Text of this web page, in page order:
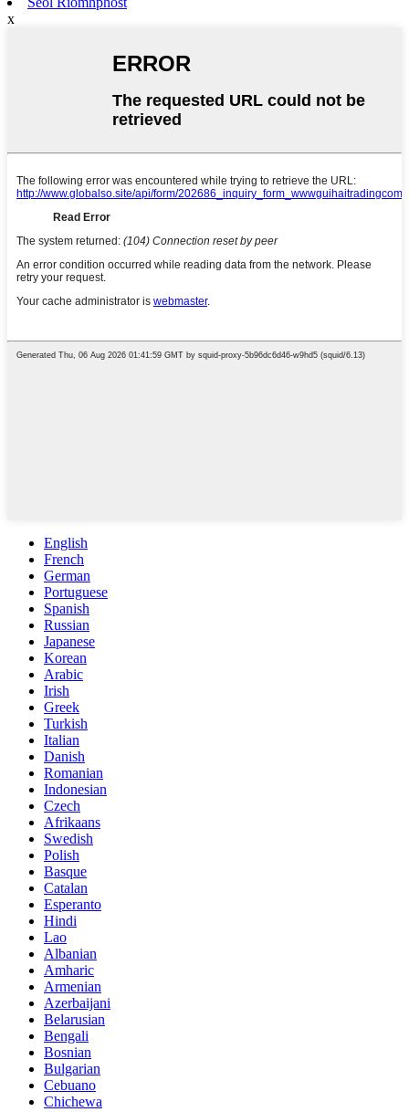
x
English
French
German
Portuguese
Spanish
Russian
Japanese
Korean
Arabic
Irish
Greek
Turkish
Italian
Danish
Romanian
Indonesian
Czech
Afrikaans
Swedish
Polish
Basque
Catalan
Esperanto
Hindi
Lao
Albanian
Amharic
Armenian
Azerbaijani
Belarusian
Bengali
Bosnian
Bulgarian
Cebuano
Chichewa